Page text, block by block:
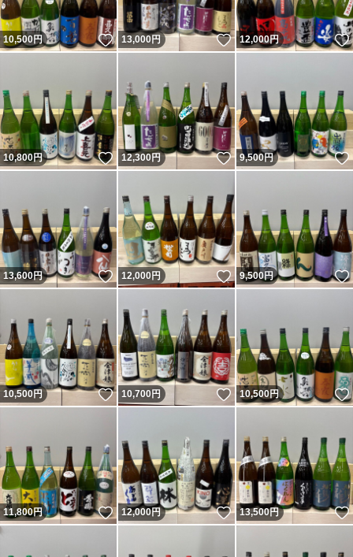
10,500円 いいね！
13,000円 いいね！
12,000円
10,800円 いいね！
12,300円 いいね！
9,500円
13,600円 いいね！
12,000円 いいね！
9,500円
10,500円 いいね！
10,700円 いいね！
10,500円
11,800円 いいね！
12,000円 いいね！
13,500円